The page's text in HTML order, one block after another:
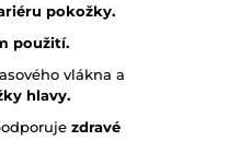
pokožky.
použití.
vlákna a
hlavy.
zdravé